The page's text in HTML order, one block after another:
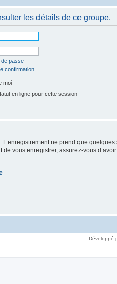
les détails de ce groupe.
de passe
confirmation
moi
en ligne pour cette session
ne prend que
vous enregistrer, assurez-vous
Développé